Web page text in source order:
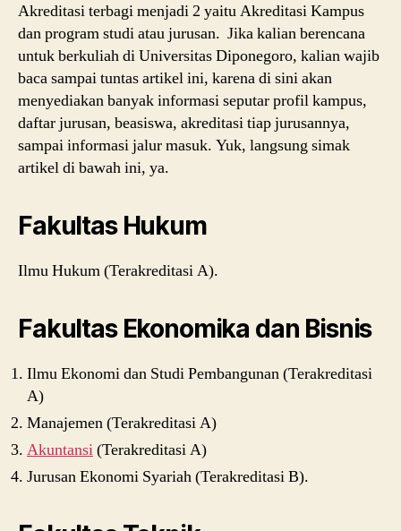
Akreditasi terbagi menjadi 2 yaitu Akreditasi Kampus
dan program studi atau jurusan. Jika kalian berencana
untuk berkuliah di Universitas Diponegoro, kalian wajib
baca sampai tuntas artikel ini, karena di sini akan
menyediakan banyak informasi seputar profil kampus,
daftar jurusan, beasiswa, akreditasi tiap jurusannya,
sampai informasi jalur masuk. Yuk, langsung simak
artikel di bawah ini, ya.
Fakultas Hukum
Ilmu Hukum (Terakreditasi A).
Fakultas Ekonomika dan Bisnis
Ilmu Ekonomi dan Studi Pembangunan (Terakreditasi
A)
Manajemen (Terakreditasi A)
Akuntansi(Terakreditasi A)
Jurusan Ekonomi Syariah (Terakreditasi B).